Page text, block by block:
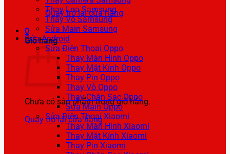
Quay trở lại cửa hàng
0
Giỏ hàng
Chưa có sản phẩm trong giỏ hàng.
Quay trở lại cửa hàng
Thay Loa Samsung
Thay Vỏ Samsung
Sửa Main Samsung
Sửa Android
Sửa Điện Thoại Oppo
Thay Màn Hình Oppo
Thay Mặt Kính Oppo
Thay Pin Oppo
Thay Vỏ Oppo
Thay Chân Sạc Oppo
Sửa Main Oppo
Sửa Điện Thoại Xiaomi
Thay Màn Hình Xiaomi
Thay Mặt Kính Xiaomi
Thay Pin Xiaomi